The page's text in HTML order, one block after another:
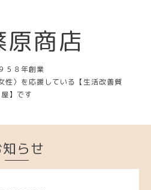
商店
５８年創業
性〉を応援している【生活改善質
屋】です
知らせ